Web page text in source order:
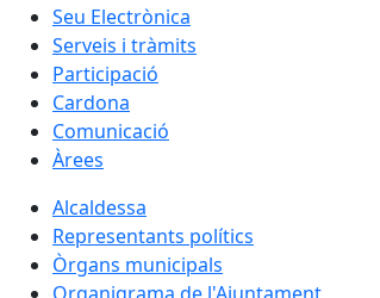
Seu Electrònica
Serveis i tràmits
Participació
Cardona
Comunicació
Àrees
Alcaldessa
Representants polítics
Òrgans municipals